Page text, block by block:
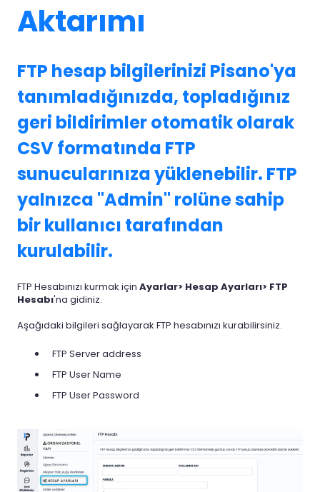
Aktarımı
FTP hesap bilgilerinizi Pisano'ya
tanımladığınızda, topladığınız
geri bildirimler otomatik olarak
CSV formatında FTP
sunucularınıza yüklenebilir. FTP
yalnızca "Admin" rolüne sahip
bir kullanıcı tarafından
kurulabilir.
FTP Hesabınızı kurmak için Ayarlar> Hesap Ayarları> FTP
Hesabı'na gidiniz.
Aşağıdaki bilgileri sağlayarak FTP hesabınızı kurabilirsiniz.
FTP Server address
FTP User Name
FTP User Password